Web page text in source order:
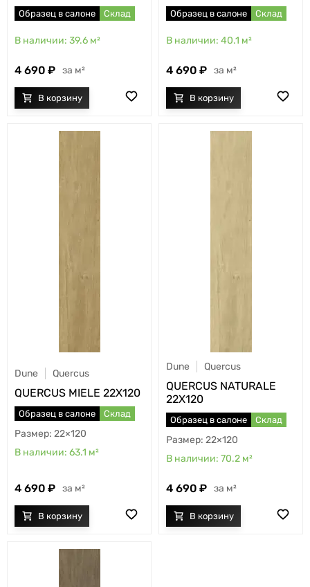
Образец в салоне Склад
39.6 м²
4 690 м²
Образец в салоне Склад
40.1 м²
4 690 м²
Dune Quercus
QUERCUS MIELE 22X120
Образец в салоне Склад
22×120
63.1 м²
4 690 м²
Dune Quercus
QUERCUS NATURALE
22X120
Образец в салоне Склад
22×120
70.2 м²
4 690 м²